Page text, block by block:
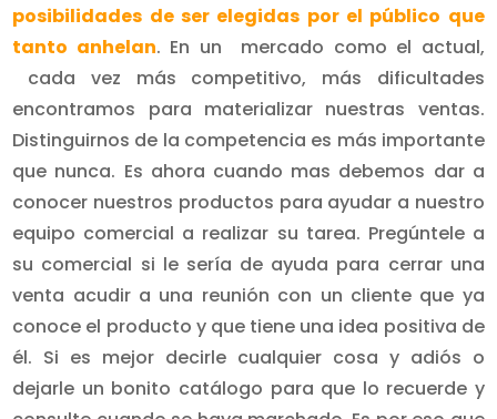
posibilidades de ser elegidas por el público que
tanto anhelan. En un mercado como el actual,
cada vez más competitivo, más dificultades
encontramos para materializar nuestras ventas.
Distinguirnos de la competencia es más importante
que nunca. Es ahora cuando mas debemos dar a
conocer nuestros productos para ayudar a nuestro
equipo comercial a realizar su tarea. Pregúntele a
su comercial si le sería de ayuda para cerrar una
venta acudir a una reunión con un cliente que ya
conoce el producto y que tiene una idea positiva de
él. Si es mejor decirle cualquier cosa y adiós o
dejarle un bonito catálogo para que lo recuerde y